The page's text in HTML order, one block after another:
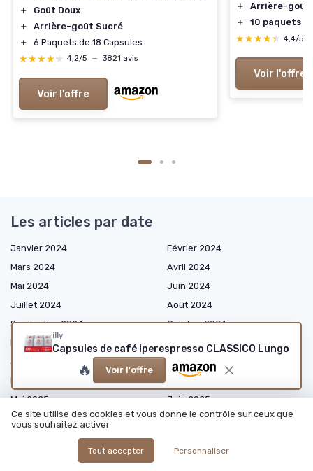
＋
Goût Doux
＋
Arrière-goût Sucré
＋
6 Paquets de 18 Capsules
★★★★★
★★★★★ 4,2/5 — 3821 avis
Voir l'offre
＋
Arrière-goût
＋
10 paquets
★★★★★
★★★★★ 4,4/5
Voir l'offre
illy
Capsules de café Iperespresso CLASSICO Lungo
🔥 Voir l'offre
Les articles par date
Janvier 2024
Février 2024
Mars 2024
Avril 2024
Mai 2024
Juin 2024
Juillet 2024
Août 2024
Septembre 2024
Octobre 2024
Novembre 2024
Décembre 2024
Janvier 2025
Février 2025
Mars 2025
Avril 2025
Mai 2025
Juin 2025
Juillet 2025
Août 2025
Septembre 2025
Décembre 2025
Ce site utilise des cookies et vous donne le contrôle sur ceux que
vous souhaitez activer
Tout accepter Personnaliser